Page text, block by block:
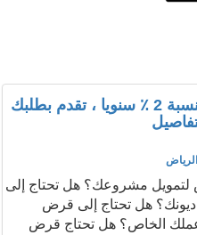
عرض القرض بنسبة 2 ٪ سنويا ، تقدم بطلبك
مشروعك؟ هل تحتاج إلى
هل تحتاج إلى قرض
الخاص؟ هل تحتاج قرض